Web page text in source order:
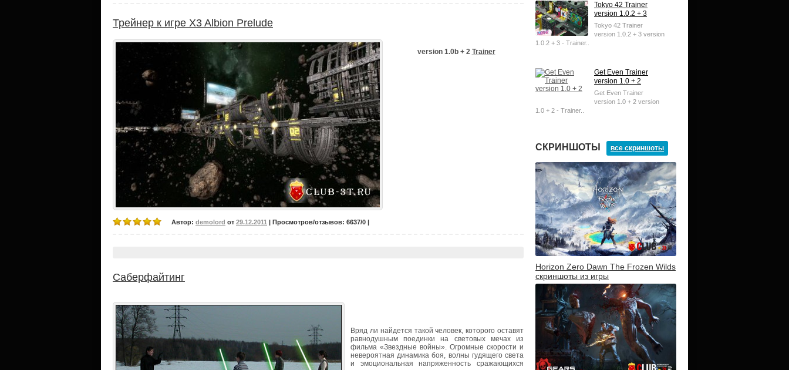
Трейнер к игре X3 Albion Prelude
version 1.0b + 2 Trainer
Автор: demolord от 29.12.2011 | Просмотров/отзывов: 6637/0 |
Саберфайтинг
Вряд ли найдется такой человек, которого оставят
равнодушным поединки на световых мечах из
фильма «Звездные войны». Огромные скорости и
невероятная динамика боя, волны гудящего света
и эмоциональная напряженность сражающихся
Tokyo 42 Trainer
version 1.0.2 + 3
Tokyo 42 Trainer
version 1.0.2 + 3 version
1.0.2 + 3 - Trainer..
Get Even Trainer
version 1.0 + 2
Get Even Trainer
version 1.0 + 2 version
1.0 + 2 - Trainer..
СКРИНШОТЫ все скриншоты
Horizon Zero Dawn The Frozen Wilds
скриншоты из игры